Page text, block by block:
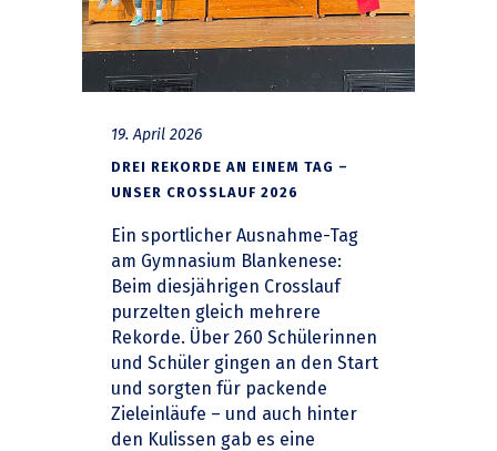
19. April 2026
DREI REKORDE AN EINEM TAG –
UNSER CROSSLAUF 2026
Ein sportlicher Ausnahme-Tag
am Gymnasium Blankenese:
Beim diesjährigen Crosslauf
purzelten gleich mehrere
Rekorde. Über 260 Schülerinnen
und Schüler gingen an den Start
und sorgten für packende
Zieleinläufe – und auch hinter
den Kulissen gab es eine